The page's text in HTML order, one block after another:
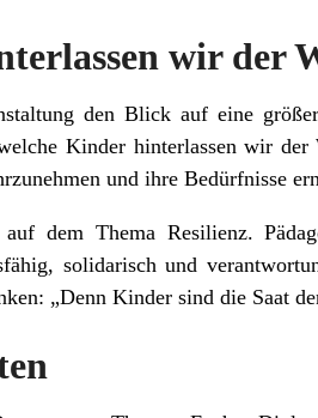
wir der
den Blick auf eine
Kinder hinterlassen wir
und ihre Bedürfnisse
dem Thema Resilienz.
solidarisch und
„Denn Kinder sind die Saat